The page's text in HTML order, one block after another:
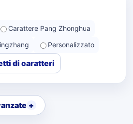
Carattere Pang Zhonghua
Personalizzato
di caratteri